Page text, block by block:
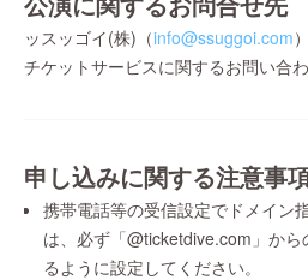
ッスッゴイ(株)（info@ssuggoi.com）
チケットサービスに関するお問い合
申し込みに関する注意事
携帯電話等の受信設定でドメイン
は、必ず「@ticketdive.com」か
るように設定してください。